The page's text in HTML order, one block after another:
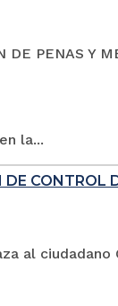
PENAS Y
la...
CONTROL
ciudadano